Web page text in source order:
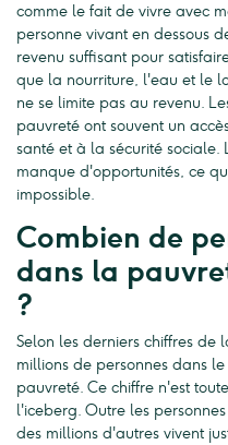
comme le fait de vivre avec
personne vivant en dessous
revenu suffisant pour
que la nourriture, l'eau et le
ne se limite pas au revenu.
pauvreté ont souvent un
santé et à la sécurité sociale.
manque d'opportunités, ce
impossible.
Combien de
dans la
?
Selon les derniers chiffres de
millions de personnes dans
pauvreté. Ce chiffre n'est
l'iceberg. Outre les
des millions d'autres vivent